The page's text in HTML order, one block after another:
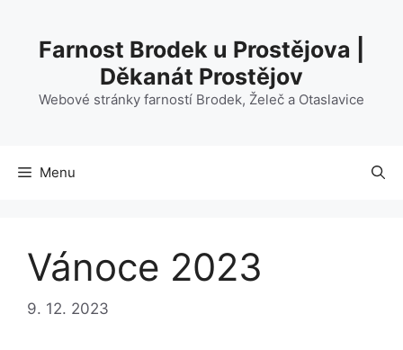
obsahFarnost Brodek u Prostějova |
Děkanát Prostějov
Webové stránky farností Brodek, Želeč a Otaslavice
Menu
Vánoce 2023
9. 12. 2023